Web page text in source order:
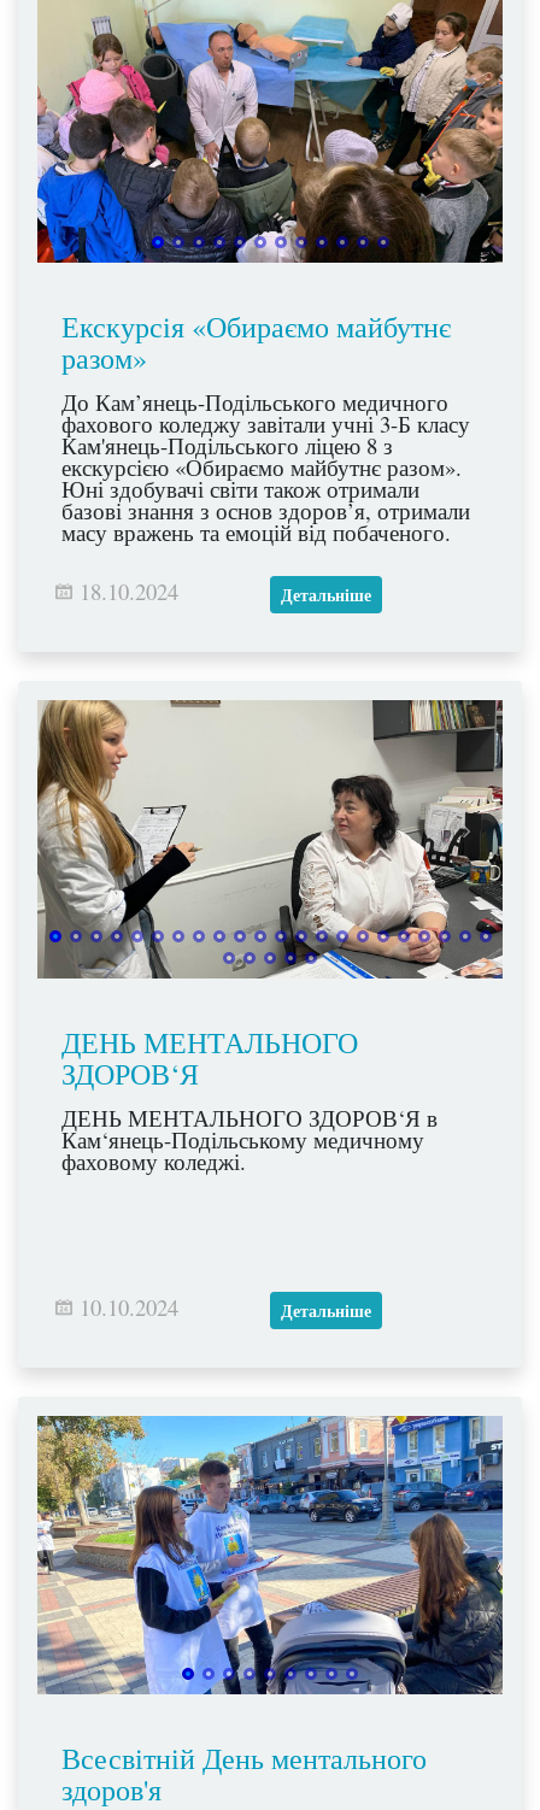
проведену екскурсію та інформаційно
насичену зустріч. Раді нашій співпраці та
очікуємо на нові зустрічі.
Екскурсія «Обираємо майбутнє
разом»
До Кам’янець-Подільського медичного
фахового коледжу завітали учні 3-Б класу
Кам'янець-Подільського ліцею 8 з
екскурсією «Обираємо майбутнє разом».
Юні здобувачі світи також отримали
базові знання з основ здоров’я, отримали
масу вражень та емоцій від побаченого.
18.10.2024
Детальніше
ДЕНЬ МЕНТАЛЬНОГО
ЗДОРОВ‘Я
ДЕНЬ МЕНТАЛЬНОГО ЗДОРОВ‘Я в
Кам‘янець-Подільському медичному
фаховому коледжі.
10.10.2024 Детальніше
Всесвітній День ментального
здоров'я